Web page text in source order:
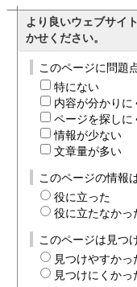
より良いウェブサイ
かせください。
このページに問題
特にない
内容が分かりに
ページを探しに
情報が少ない
文章量が多い
このページの情報
役に立った
役に立たなかっ
このページは見つ
見つけやすかっ
見つけにくかっ